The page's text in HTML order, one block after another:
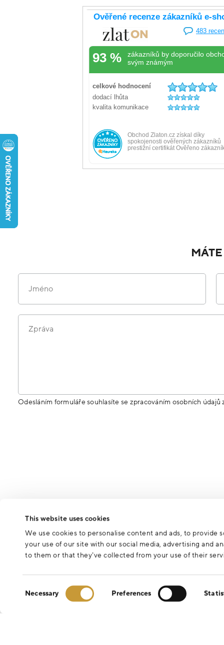
This website uses cookies
We use cookies to personalise content and ads, to provide
your use of our site with our social media, advertising and
to them or that they’ve collected from your use of their
Necessary Preferences
Jméno
Zpráva
Odesláním formuláře souhlasíte se zpracováním osobních údajů